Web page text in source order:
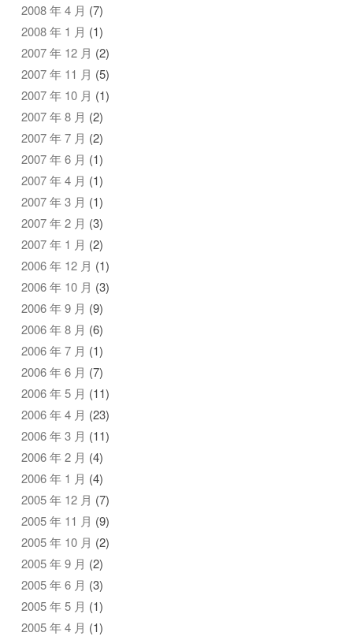
2008 年 4 月 (7)
2008 年 1 月 (1)
2007 年 12 月 (2)
2007 年 11 月 (5)
2007 年 10 月 (1)
2007 年 8 月 (2)
2007 年 7 月 (2)
2007 年 6 月 (1)
2007 年 4 月 (1)
2007 年 3 月 (1)
2007 年 2 月 (3)
2007 年 1 月 (2)
2006 年 12 月 (1)
2006 年 10 月 (3)
2006 年 9 月 (9)
2006 年 8 月 (6)
2006 年 7 月 (1)
2006 年 6 月 (7)
2006 年 5 月 (11)
2006 年 4 月 (23)
2006 年 3 月 (11)
2006 年 2 月 (4)
2006 年 1 月 (4)
2005 年 12 月 (7)
2005 年 11 月 (9)
2005 年 10 月 (2)
2005 年 9 月 (2)
2005 年 6 月 (3)
2005 年 5 月 (1)
2005 年 4 月 (1)